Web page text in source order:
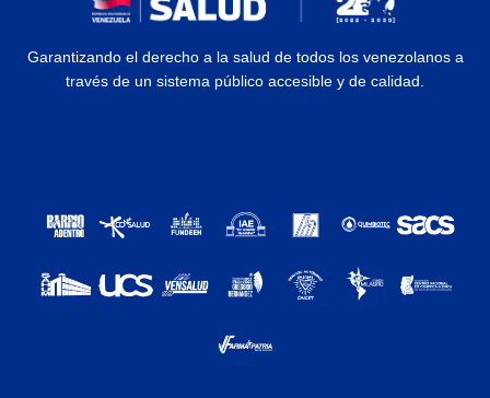
Garantizando el derecho a la salud de todos los venezolanos a
través de un sistema público accesible y de calidad.